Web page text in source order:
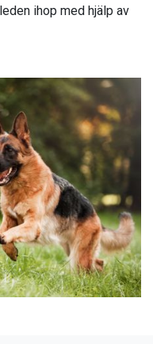
ihop med hjälp av